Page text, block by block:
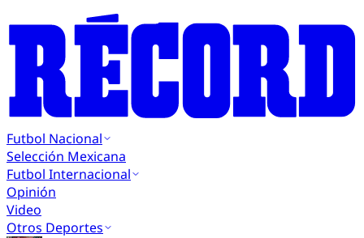
Futbol Nacional
Selección Mexicana
Futbol Internacional
Opinión
Video
Otros Deportes